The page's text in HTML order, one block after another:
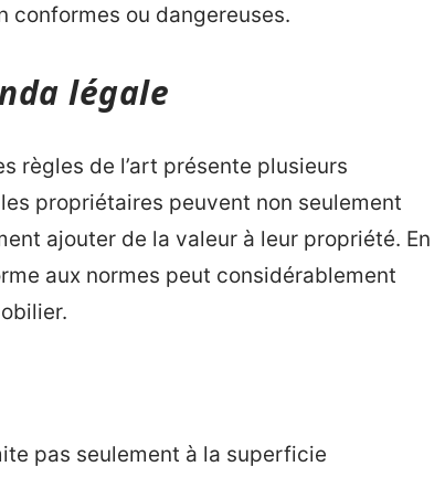
conformes ou dangereuses.
légale
règles de l’art présente plusieurs
propriétaires peuvent non seulement
ajouter de la valeur à leur propriété. En
aux normes peut considérablement
pas seulement à la superficie